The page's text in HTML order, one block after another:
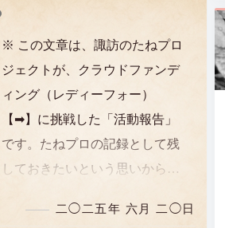
※ この文章は、諏訪のたねプロ
ジェクトが、クラウドファンデ
ィング（レディーフォー）
【➡】に挑戦した「活動報告」
です。たねプロの記録として残
しておきたいという思いから、
ます。 麻衣子さんから、「支援
二◯二五年 六月 二◯日